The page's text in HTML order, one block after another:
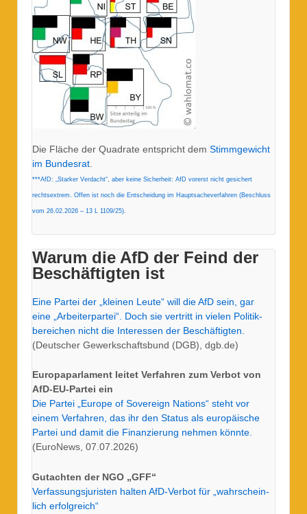
Die Fläche der Quadrate entspricht dem Stimmgewicht
im Bundesrat.
***AfD: „Starker Verdacht“, aber keine Sicherheit: AfD vorerst nicht gesichert
rechtsextrem. Offen ist noch die Entscheidung im Hauptsacheverfahren (Beschluss
vom 26.02.2026 – 13 L 1109/25).
Warum die AfD der Feind der
Beschäftigten ist
Eine Partei der „kleinen Leute“ will die AfD sein, gar
eine „Arbeiterpartei“. Doch sie vertritt in vielen Politik-
bereichen nicht die Interessen der Beschäftigten.
(Deutscher Gewerkschaftsbund (DGB), dgb.de)
Europaparlament leitet Verfahren zum Verbot von
AfD-EU-Partei ein
Die Partei „Europe of Sovereign Nations“ steht vor
einem Verfahren, das ihr den Status als europäische
Partei und damit die Finanzierung nehmen könnte.
(EuroNews, 07.07.2026)
Gutachten der NGO „GFF“
Ver­fas­sungs­ju­risten halten AfD-Verbot für „wahr­schein­
lich erfolg­reich“